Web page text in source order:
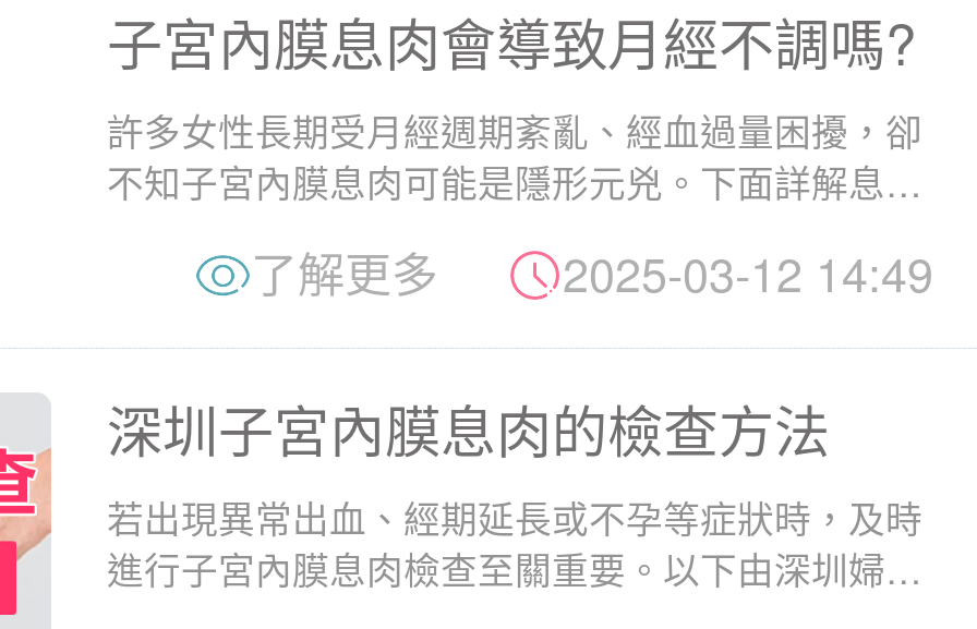
子宮內膜息肉會導致月經不調嗎?
許多女性長期受月經週期紊亂、經血過量困擾，卻
不知子宮內膜息肉可能是隱形元兇。下面詳解息肉
了解更多 2025-03-12 14:49
深圳子宮內膜息肉的檢查方法
若出現異常出血、經期延長或不孕等症狀時，及時
進行子宮內膜息肉檢查至關重要。以下由深圳婦科